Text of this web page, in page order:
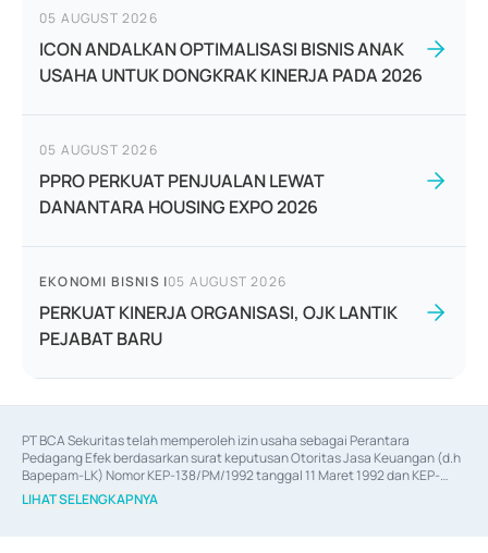
05 AUGUST 2026
ICON ANDALKAN OPTIMALISASI BISNIS ANAK
USAHA UNTUK DONGKRAK KINERJA PADA 2026
05 AUGUST 2026
PPRO PERKUAT PENJUALAN LEWAT
DANANTARA HOUSING EXPO 2026
EKONOMI BISNIS |05 AUGUST 2026
PERKUAT KINERJA ORGANISASI, OJK LANTIK
PEJABAT BARU
PT BCA Sekuritas telah memperoleh izin usaha sebagai Perantara
Pedagang Efek berdasarkan surat keputusan Otoritas Jasa Keuangan (d.h
Bapepam-LK) Nomor KEP-138/PM/1992 tanggal 11 Maret 1992 dan KEP-
06/D.04/2014 tanggal 28 Februari 2014, izin usaha sebagai Penjamin Emisi
Efek berdasarkan surat keputusan Otoritas Jasa Keuangan Nomor KEP-
LIHAT SELENGKAPNYA